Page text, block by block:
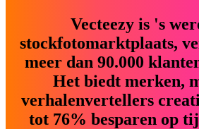
Vecteezy is 's
stockfotomarktplaats,
meer dan 90.000
Het biedt merken,
verhalenvertellers
tot 76% besparen op